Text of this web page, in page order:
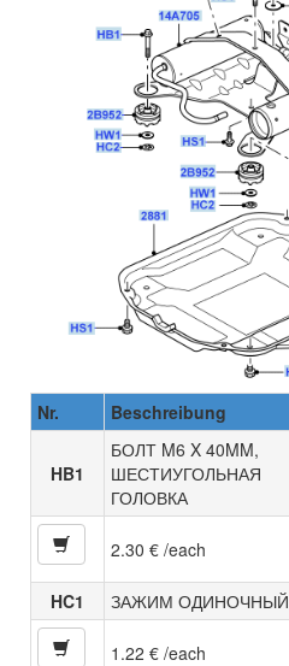
Nr. Beschreibung
HB1
БОЛТ M6 X 40MM,
ШЕСТИУГОЛЬНАЯ
ГОЛОВКА
2.30 € /each
HC1 ЗАЖИМ ОДИНОЧНЫЙ
1.22 € /each